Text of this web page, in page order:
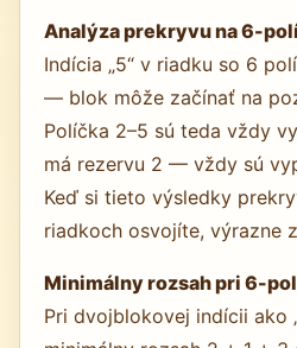
Analýza prekryvu na 6-
Indícia „5“ v riadku so 6
— blok môže začínať na
Políčka 2–5 sú teda vždy
má rezervu 2 — vždy sú
Keď si tieto výsledky
riadkoch osvojíte, výrazne
Minimálny rozsah pri 6-
Pri dvojblokovej indícii ako